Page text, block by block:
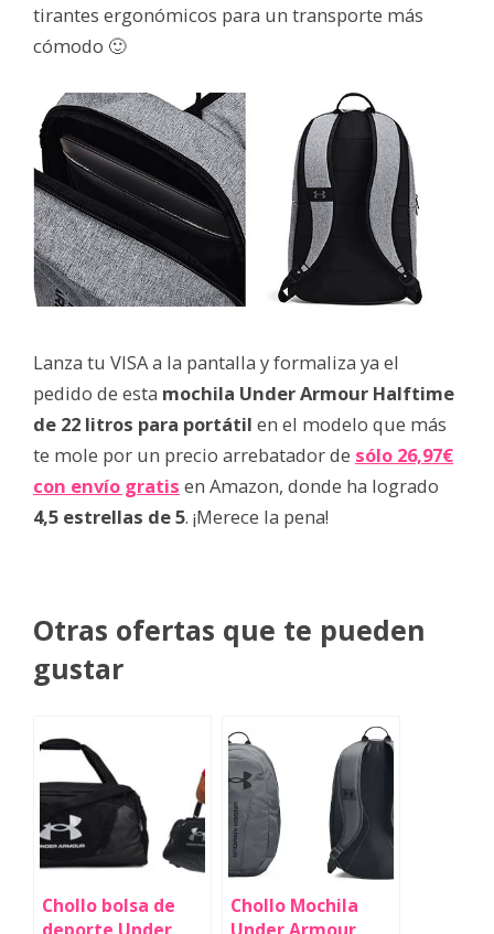
tirantes ergonómicos para un transporte más
cómodo 🙂
Lanza tu VISA a la pantalla y formaliza ya el
pedido de esta mochila Under Armour Halftime
de 22 litros para portátil en el modelo que más
te mole por un precio arrebatador de sólo 26,97€
con envío gratis en Amazon, donde ha logrado
4,5 estrellas de 5. ¡Merece la pena!
Otras ofertas que te pueden
gustar
Chollo bolsa de
Chollo Mochila